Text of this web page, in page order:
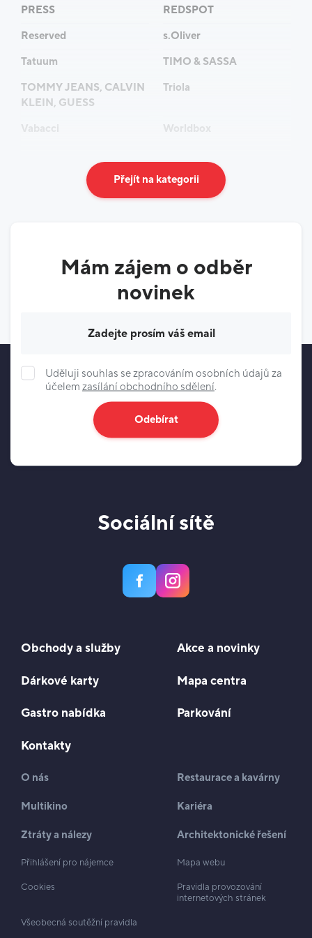
PRESS
REDSPOT
Reserved
s.Oliver
Tatuum
TIMO & SASSA
TOMMY JEANS, CALVIN
KLEIN, GUESS
Triola
Vabacci Worldbox
Přejít na kategorii
Mám zájem o odběr
novinek
Uděluji souhlas se zpracováním osobních údajů za
účelem zasílání obchodního sdělení.
Odebírat
Sociální sítě
Obchody a služby Akce a novinky
Dárkové karty Mapa centra
Gastro nabídka Parkování
Kontakty
O nás Restaurace a kavárny
Multikino Kariéra
Ztráty a nálezy Architektonické řešení
Přihlášení pro nájemce Mapa webu
Cookies
Pravidla provozování
internetových stránek
Všeobecná soutěžní pravidla